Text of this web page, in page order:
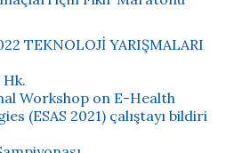
TEKNOLOJİ YARIŞMALARI
Hk.
Workshop on E-Health
(ESAS 2021) çalıştayı bildiri